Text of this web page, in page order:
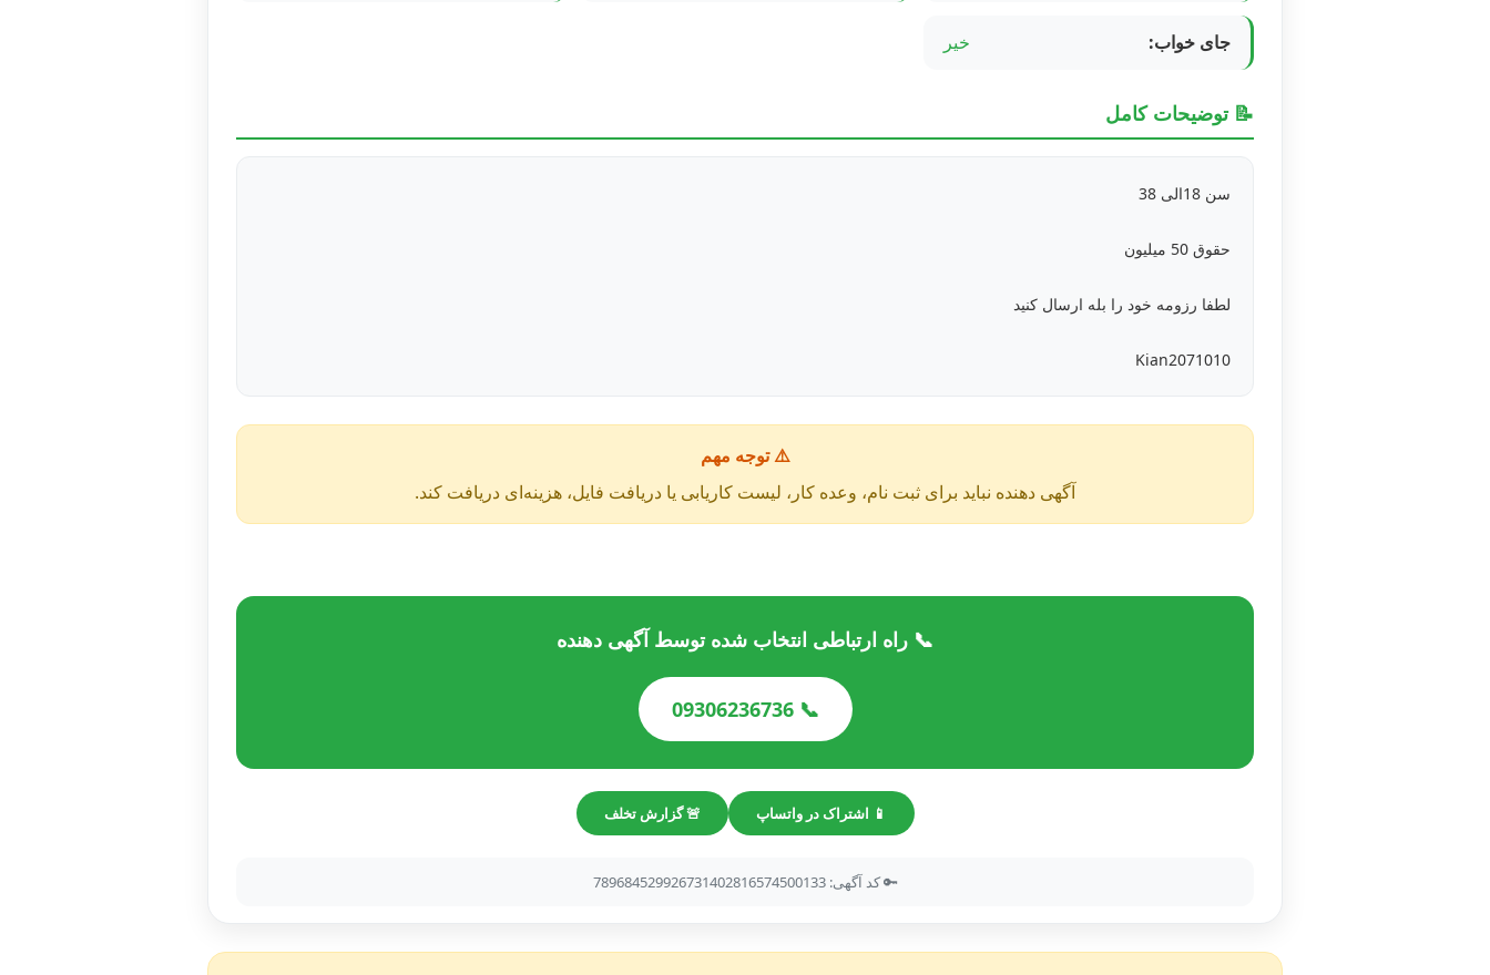
جای خواب: خیر
📝 توضیحات کامل
سن 18الی 38
حقوق 50 میلیون
لطفا رزومه خود را بله ارسال کنید
Kian2071010
⚠️ توجه مهم
آگهی دهنده نباید برای ثبت نام، وعده کار، لیست کاریابی یا دریافت فایل، هزینه‌ای دریافت کند.
📞 راه ارتباطی انتخاب شده توسط آگهی دهنده
📞 09306236736
📱 اشتراک در واتساپ 🚨 گزارش تخلف
🔑 کد آگهی: 789684529926731402816574500133